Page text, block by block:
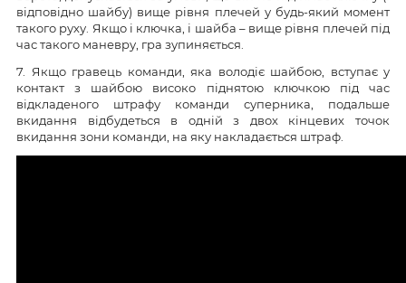
відповідно шайбу) вище рівня плечей у будь-який момент
такого руху. Якщо і ключка, і шайба – вище рівня плечей під
час такого маневру, гра зупиняється.
7. Якщо гравець команди, яка володіє шайбою, вступає у
контакт з шайбою високо піднятою ключкою під час
відкладеного штрафу команди суперника, подальше
вкидання відбудеться в одній з двох кінцевих точок
вкидання зони команди, на яку накладається штраф.